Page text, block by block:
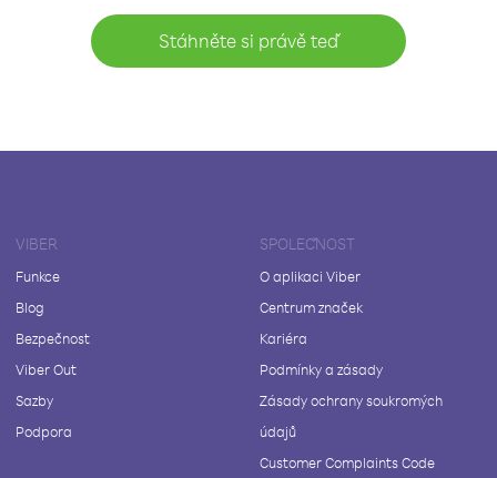
Stáhněte si právě teď
VIBER
Funkce
Blog
Bezpečnost
Viber Out
Sazby
Podpora
SPOLEČNOST
O aplikaci Viber
Centrum značek
Kariéra
Podmínky a zásady
Zásady ochrany soukromých
údajů
Customer Complaints Code